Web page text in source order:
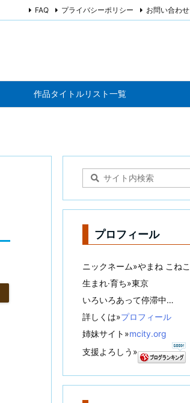
作品タイトルリスト一覧
FAQ プライバシーポリシー お問い合わせ
プロフィール
ニックネーム»やまね こねこ
生まれ·育ち»東京
いろいろあって停滞中…
詳しくは»プロフィール
姉妹サイト»mcity.org
支援よろしう»